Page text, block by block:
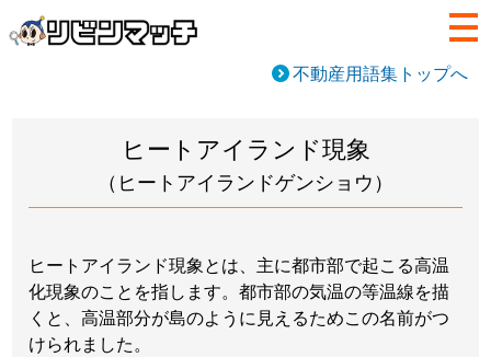
不動産用語集トップへ
ヒートアイランド現象
（ヒートアイランドゲンショウ）
ヒートアイランド現象とは、主に都市部で起こる高温
化現象のことを指します。都市部の気温の等温線を描
くと、高温部分が島のように見えるためこの名前がつ
けられました。